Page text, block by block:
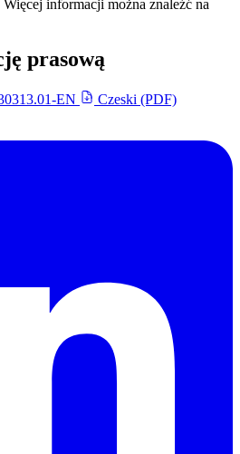
informacji można znaleźć na
prasową
EN
Czeski (PDF)